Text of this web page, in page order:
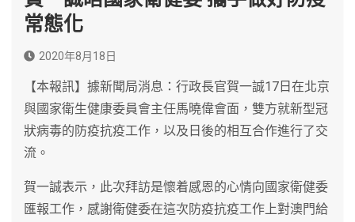
常態化
2020年8月18日
【本報訊】據新聞局消息：行政長官賀一誠17日在北京
與國家衛生健康委員會主任馬曉偉會面，雙方就新型冠
狀病毒的防疫抗疫工作，以及日後的相互合作進行了交
流。
賀一誠表示，此次拜訪是懷着感恩的心情向國家衛健委
匯報工作，感謝衛健委在這次防疫抗疫工作上對澳門給